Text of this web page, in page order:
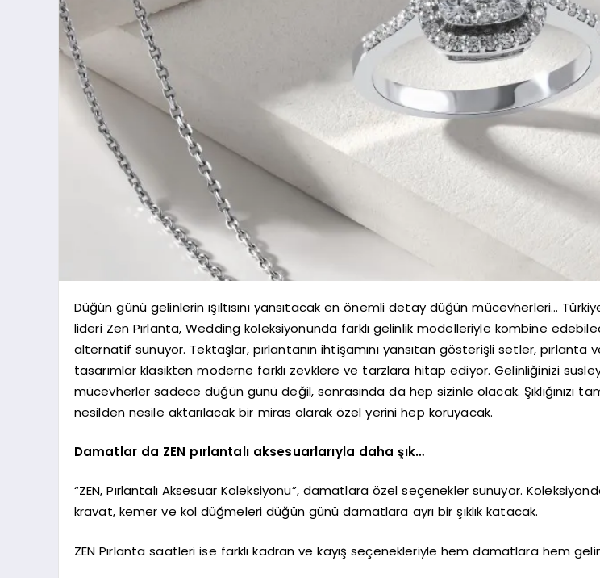
Düğün günü gelinlerin ışıltısını yansıtacak en önemli detay düğün mücevherleri…
lideri Zen Pırlanta, Wedding koleksiyonunda farklı gelinlik modelleriyle kombine
alternatif sunuyor. Tektaşlar, pırlantanın ihtişamını yansıtan gösterişli setler, pırlanta
tasarımlar klasikten moderne farklı zevklere ve tarzlara hitap ediyor. Gelinliğinizi
mücevherler sadece düğün günü değil, sonrasında da hep sizinle olacak. Şıklığınızı
nesilden nesile aktarılacak bir miras olarak özel yerini hep koruyacak.
Damatlar da ZEN pırlantalı aksesuarlarıyla daha şık…
“ZEN, Pırlantalı Aksesuar Koleksiyonu”, damatlara özel seçenekler sunuyor.
kravat, kemer ve kol düğmeleri düğün günü damatlara ayrı bir şıklık katacak.
ZEN Pırlanta saatleri ise farklı kadran ve kayış seçenekleriyle hem damatlara hem